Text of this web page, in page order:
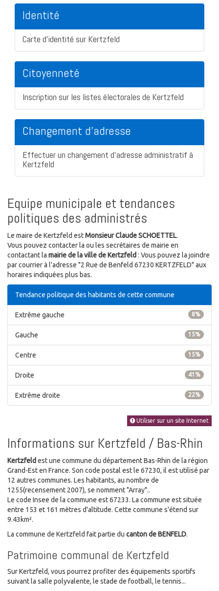
Identité
Carte d'identité sur Kertzfeld
Citoyenneté
Inscription sur les listes électorales de Kertzfeld
Changement d'adresse
Effectuer un changement d'adresse administratif à
Kertzfeld
Equipe municipale et tendances
politiques des administrés
Le maire de Kertzfeld estMonsieur Claude SCHOETTEL.
Vous pouvez contacter la ou les secrétaires de mairie en
contactant la mairie de la ville de Kertzfeld : Vous pouvez la joindre
par courrier à l'adresse "2 Rue de Benfeld 67230 KERTZFELD" aux
horaires indiquées plus bas.
Tendance politique des habitants de cette commune
8%
Extrême gauche
15%
Gauche
15%
Centre
41%
Droite
22%
Extrême droite
Utiliser sur un site Internet
Informations sur Kertzfeld / Bas-Rhin
Kertzfeld est une commune du département Bas-Rhin de la région
Grand-Est en France. Son code postal est le 67230, il est utilisé par
12 autres communes. Les habitants, au nombre de
1255(recensement 2007), se nomment "Array"..
Le code Insee de la commune est 67233. La commune est située
entre 153 et 161 mètres d'altitude. Cette commune s'étend sur
9.43km².
La commune de Kertzfeld fait partie du canton de BENFELD.
Patrimoine communal de Kertzfeld
Sur Kertzfeld, vous pourrez profiter des équipements sportifs
suivant la salle polyvalente, le stade de football, le tennis...